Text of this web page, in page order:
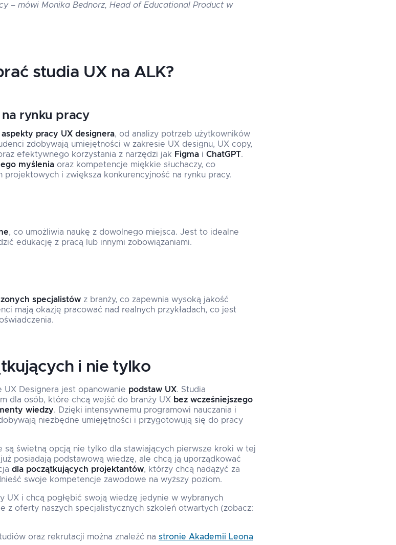
– mówi Monika Bednorz, Head of Educational Product w
studia UX na ALK?
rynku pracy
aspekty pracy UX designera, od analizy potrzeb użytkowników
zdobywają umiejętności w zakresie UX designu, UX copy,
efektywnego korzystania z narzędzi jak Figmai ChatGPT.
myśleniaoraz kompetencje miękkie słuchaczy, co
projektowych i zwiększa konkurencyjność na rynku pracy.
, co umożliwia naukę z dowolnego miejsca. Jest to idealne
edukację z pracą lub innymi zobowiązaniami.
specjalistówz branży, co zapewnia wysoką jakość
mają okazję pracować nad realnych przykładach, co jest
i nie tylko
Designera jest opanowanie podstaw UX. Studia
dla osób, które chcą wejść do branży UX bez wcześniejszego
wiedzy. Dzięki intensywnemu programowi nauczania i
niezbędne umiejętności i przygotowują się do pracy
są świetną opcją nie tylko dla stawiających pierwsze kroki w tej
posiadają podstawową wiedzę, ale chcą ją uporządkować
dla początkujących projektantów, którzy chcą nadążyć za
swoje kompetencje zawodowe na wyższy poziom.
UX i chcą pogłębić swoją wiedzę jedynie w wybranych
z oferty naszych specjalistycznych szkoleń otwartych (zobacz:
oraz rekrutacji można znaleźć na stronie Akademii Leona